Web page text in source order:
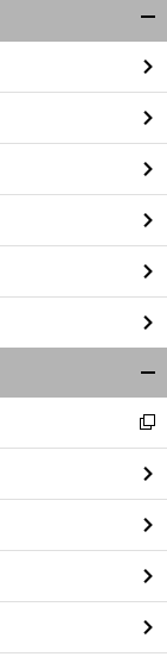
前
閉
る
閉
る
新
し
い
ウ
ィ
ン
ド
ウ
で
開